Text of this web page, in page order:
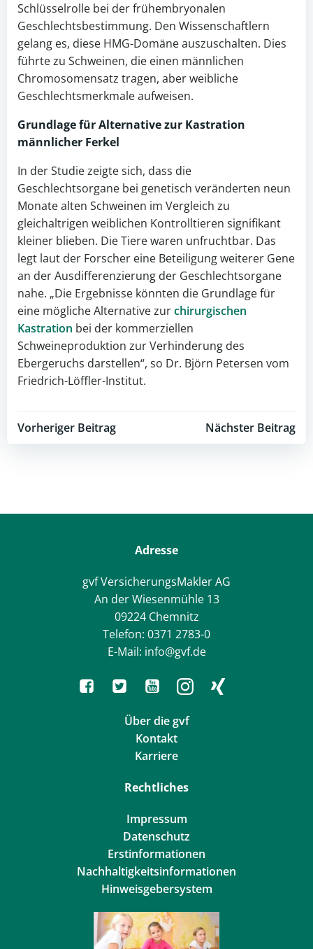
Schlüsselrolle bei der frühembryonalen
Geschlechtsbestimmung. Den Wissenschaftlern
gelang es, diese HMG-Domäne auszuschalten. Dies
führte zu Schweinen, die einen männlichen
Chromosomensatz tragen, aber weibliche
Geschlechtsmerkmale aufweisen.
Grundlage für Alternative zur Kastration
männlicher Ferkel
In der Studie zeigte sich, dass die
Geschlechtsorgane bei genetisch veränderten neun
Monate alten Schweinen im Vergleich zu
gleichaltrigen weiblichen Kontrolltieren signifikant
kleiner blieben. Die Tiere waren unfruchtbar. Das
legt laut der Forscher eine Beteiligung weiterer Gene
an der Ausdifferenzierung der Geschlechtsorgane
nahe. „Die Ergebnisse könnten die Grundlage für
eine mögliche Alternative zurchirurgischen
Kastration bei der kommerziellen
Schweineproduktion zur Verhinderung des
Ebergeruchs darstellen“, so Dr. Björn Petersen vom
Friedrich-Löffler-Institut.
Post
Vorheriger Beitrag
PostNächster Beitrag
Adresse
gvf VersicherungsMakler AG
An der Wiesenmühle 13
09224 Chemnitz
Telefon: 0371 2783-0
E-Mail: info@gvf.de
Über die gvf
Kontakt
Karriere
Rechtliches
Impressum
Datenschutz
Erstinformationen
Nachhaltigkeitsinformationen
Hinweisgebersystem